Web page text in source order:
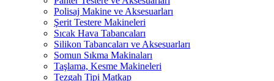
Polisaj Makine ve Aksesuarları
Şerit Testere Makineleri
Sıcak Hava Tabancaları
Silikon Tabancaları ve Aksesuarları
Somun Sıkma Makinaları
Taşlama, Kesme Makineleri
Tezgah Tipi Matkap